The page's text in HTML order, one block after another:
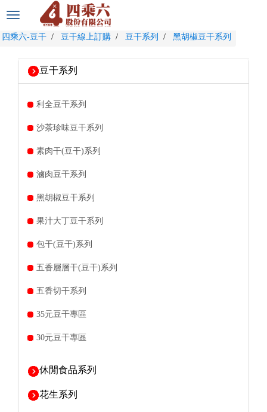
選
切
四乘六-豆干 豆干線上訂購 豆干系列 黑胡椒豆干系列
豆干系列
利全豆干系列
沙茶珍味豆干系列
素肉干(豆干)系列
滷肉豆干系列
黑胡椒豆干系列
果汁大丁豆干系列
包干(豆干)系列
五香層層干(豆干)系列
五香切干系列
35元豆干專區
30元豆干專區
休閒食品系列
花生系列